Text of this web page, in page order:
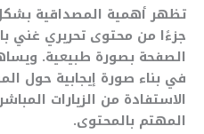
تظهر أهمية المصداقية
جزءًا من محتوى تحريري غني
الصفحة بصورة طبيعية.
في بناء صورة إيجابية حول
الاستفادة من الزيارات
المهتم بالمحتوى.